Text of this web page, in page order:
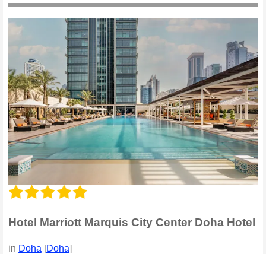
Hotel Marriott Marquis City Center Doha Hotel
in Doha [Doha]